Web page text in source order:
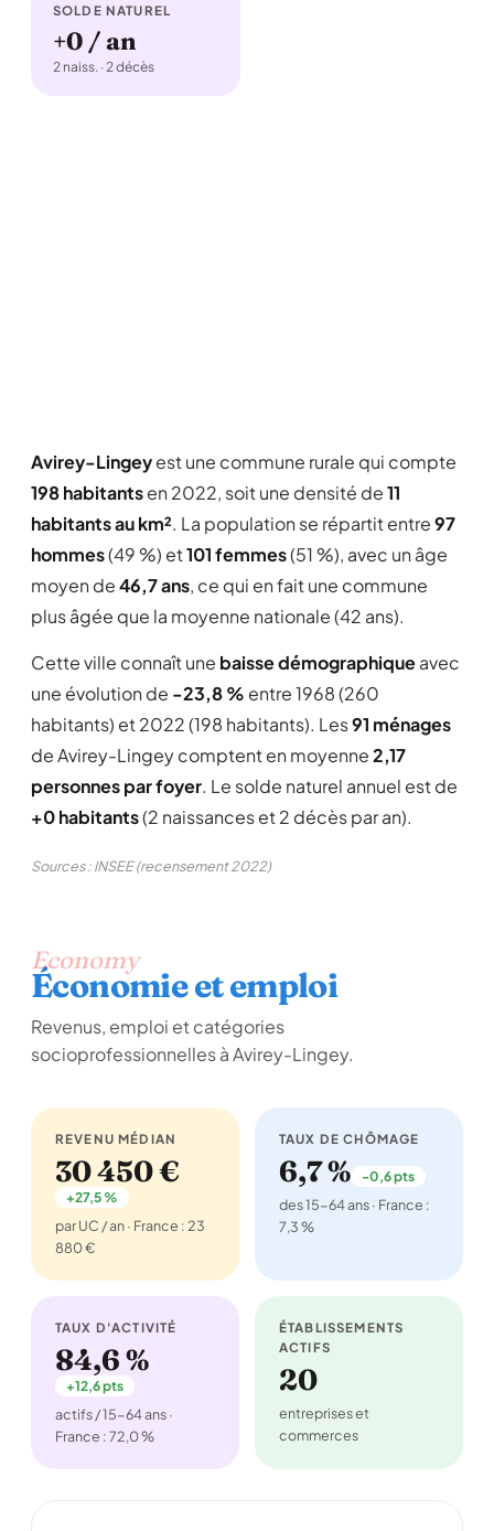
SOLDE NATUREL
+0 / an
2 naiss. · 2 décès
Avirey-Lingeyest une commune rurale qui compte
198 habitantsen 2022, soit une densité de11
habitants au km². La population se répartit entre97
hommes(49 %) et101 femmes(51 %), avec un âge
moyen de46,7 ans, ce qui en fait une commune
plus âgée que la moyenne nationale (42 ans).
Cette ville connaît une baisse démographiqueavec
une évolution de -23,8 % entre 1968 (260
habitants) et 2022 (198 habitants). Les91 ménages
de Avirey-Lingey comptent en moyenne2,17
personnes par foyer. Le solde naturel annuel est de
+0 habitants(2 naissances et 2 décès par an).
Sources : INSEE (recensement 2022)
Economy
Économie et emploi
Revenus, emploi et catégories
socioprofessionnelles à Avirey-Lingey.
REVENU MÉDIAN
30 450 €
+27,5 %
par UC / an · France : 23
880 €
TAUX DE CHÔMAGE
6,7 % -0,6 pts
des 15-64 ans · France :
7,3 %
TAUX D'ACTIVITÉ
84,6 %
+12,6 pts
actifs / 15-64 ans ·
France : 72,0 %
ÉTABLISSEMENTS
ACTIFS
20
entreprises et
commerces